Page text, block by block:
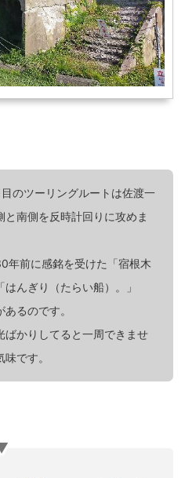
のツーリングルートは佐渡一
と南側を反時計回りに攻めま
年前に感銘を受けた「宿根木
んぎり（たらい船）。」
あるのです。
ばかりしてると一周できませ
です。